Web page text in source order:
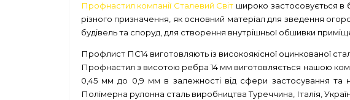
Профнастил компанії Сталевий Світ широко застосовується в
різного призначення, як основний матеріал для зведення
будівель та споруд, для створення внутрішньої обшивки
Профлист ПС14 виготовляють із високоякісної оцинкованої
Профнастил з висотою ребра 14 мм виготовляється нашою
0,45 мм до 0,9 мм в залежності від сфери застосування та
Полімерна рулонна сталь виробництва Туреччина, Італія,